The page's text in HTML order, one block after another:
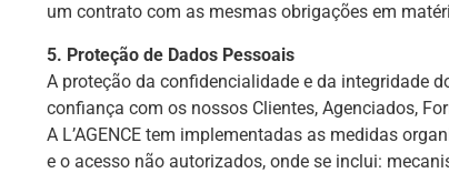
um contrato com as mesmas obrigações em
5. Proteção de Dados Pessoais
A proteção da confidencialidade e da integridade
confiança com os nossos Clientes, Agenciados,
A L’AGENCE tem implementadas as medidas
e o acesso não autorizados, onde se inclui: